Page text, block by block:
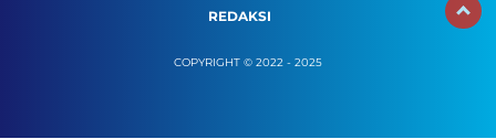
REDAKSI
COPYRIGHT © 2022 - 2025